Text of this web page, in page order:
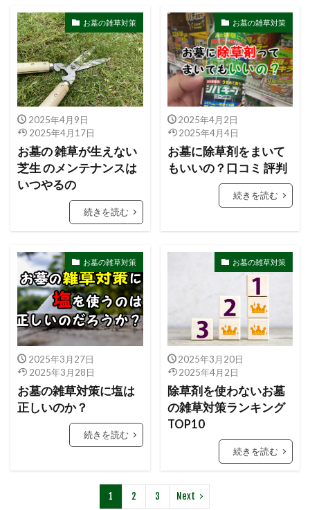
お墓の雑草対策
2025年4月9日
2025年4月17日
お墓の 雑草が生えない
芝生 のメンテナンスは
いつやるの
続きを読む
お墓の雑草対策
2025年4月2日
2025年4月4日
お墓に除草剤をまいて
もいいの？口コミ 評判
続きを読む
お墓の雑草対策
2025年3月27日
2025年3月28日
お墓の雑草対策に塩は
正しいのか？
続きを読む
お墓の雑草対策
2025年3月20日
2025年4月2日
除草剤を使わないお墓
の雑草対策ランキング
TOP10
続きを読む
1 2 3 Next